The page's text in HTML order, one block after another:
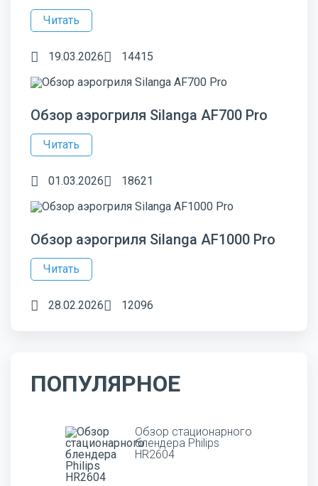
Читать
19.03.2026 14415
Обзор аэрогриля Silanga AF700 Pro
Читать
01.03.2026 18621
Обзор аэрогриля Silanga AF1000 Pro
Читать
28.02.2026 12096
ПОПУЛЯРНОЕ
Обзор стационарного
блендера Philips
HR2604